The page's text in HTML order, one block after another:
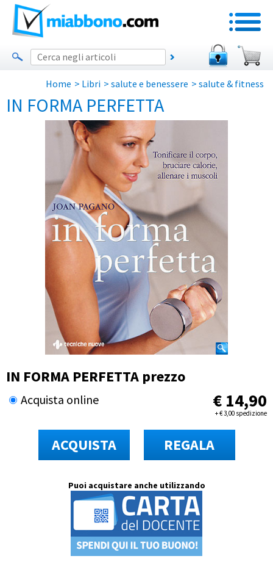
Home > Libri > salute e benessere > salute & fitness
IN FORMA PERFETTA
IN FORMA PERFETTA prezzo
Acquista online € 14,90
+€3,00 spedizione
ACQUISTA REGALA
Puoi acquistare anche utilizzando